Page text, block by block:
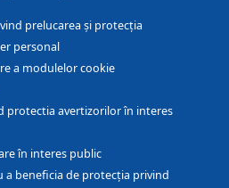
prelucarea și protecția
personal
a modulelor cookie
protectia avertizorilor în interes
în interes public
a beneficia de protecția privind